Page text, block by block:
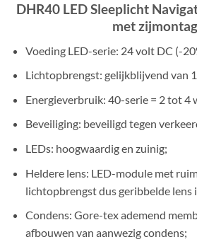
DHR40 LED Sleeplicht
met
Voeding LED-serie: 24 volt DC (-
Lichtopbrengst: gelijkblijvend van
Energieverbruik: 40-serie = 2 tot 4
Beveiliging: beveiligd tegen
LEDs: hoogwaardig en zuinig;
Heldere lens: LED-module met
lichtopbrengst dus geribbelde lens
Condens: Gore-tex ademend
afbouwen van aanwezig condens;